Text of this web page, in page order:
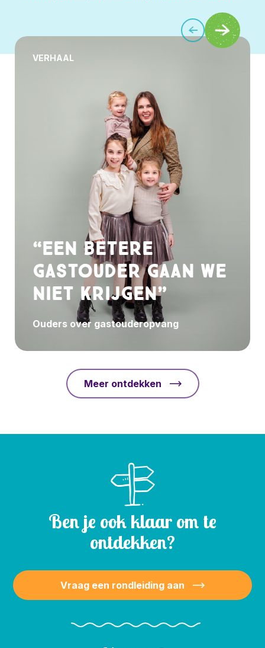
VERHAAL
“Een betere
gastouder gaan we
niet krijgen”
Ouders over gastouderopvang
Meer ontdekken
Ben je ook klaar om te
ontdekken?
Vraag een rondleiding aan